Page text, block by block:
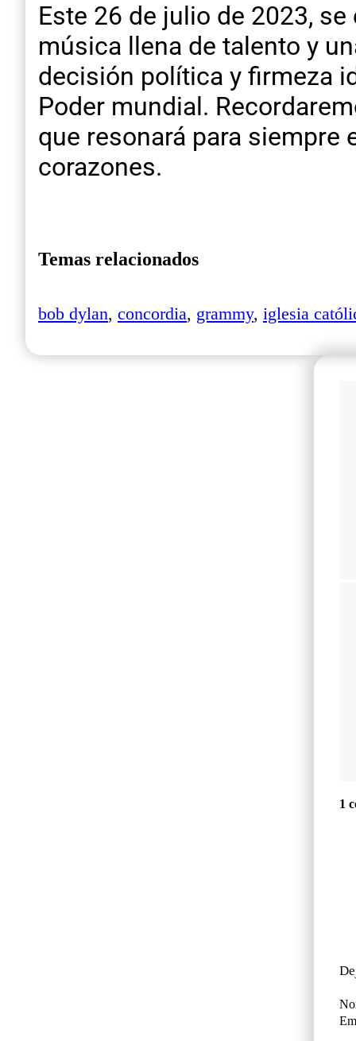
Este 26 de julio de 2023,
música llena de talento y
decisión política y firmeza
Poder mundial.
que resonará para siempre
corazones.
Temas relacionados
bob dylan, concordia, grammy, iglesia
1